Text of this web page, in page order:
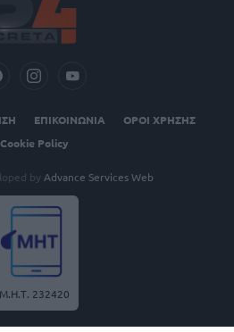
ΕΠΙΚΟΙΝΩΝΙΑ
ΟΡΟΙ ΧΡΗΣΗΣ
Cookie Policy
by Advance Services Web
Μ.Η.Τ. 232420